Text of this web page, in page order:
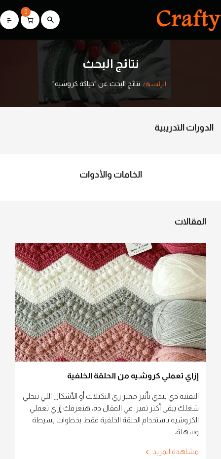
0
نتائج البحث
الرئيسية نتائج البحث عن "حياكة كروشيه"
الدورات التدريبية
الخامات والأدوات
المقالات
إزاي تعملي كروشيه من الحلقة الخلفية
التقنية دي بتدي تأثير مميز زي التكتلات أو الأشكال اللي بتخلي
شغلك يبقى أكتر تميز. في المقال ده، هنعرفك إزاي تعملي
الكروشيه باستخدام الحلقة الخلفية فقط بخطوات بسيطة
وسهلة، ...
مشاهدة المزيد